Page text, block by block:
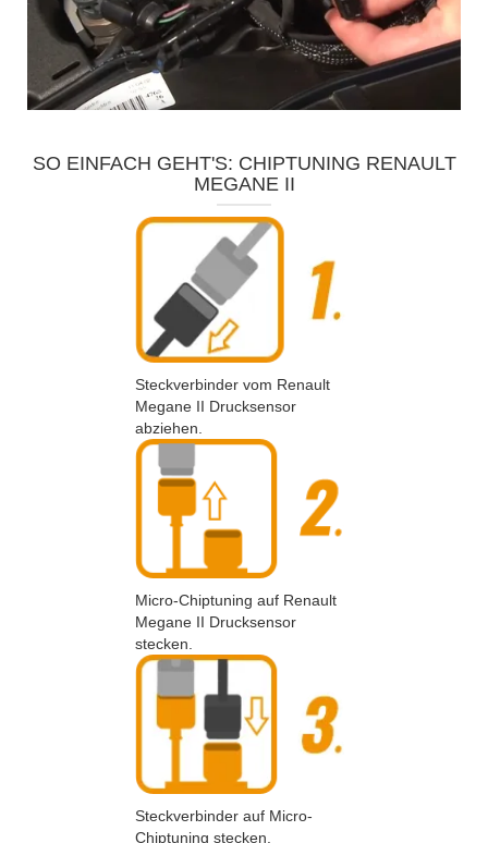
SO EINFACH GEHT'S: CHIPTUNING RENAULT
MEGANE II
Steckverbinder vom Renault
Megane II Drucksensor
abziehen.
Micro-Chiptuning auf Renault
Megane II Drucksensor
stecken.
Steckverbinder auf Micro-
Chiptuning stecken.